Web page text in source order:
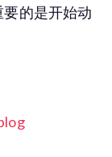
要的是开始动